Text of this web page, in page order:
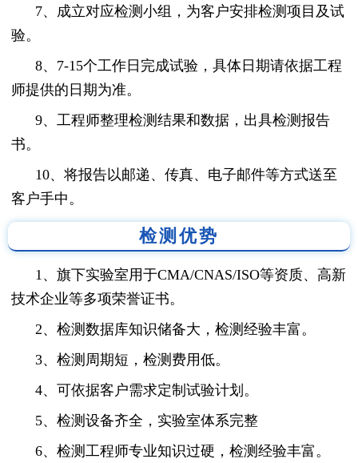
7、成立对应检测小组，为客户安排检测项目及试
验。
8、7-15个工作日完成试验，具体日期请依据工程
师提供的日期为准。
9、工程师整理检测结果和数据，出具检测报告
书。
10、将报告以邮递、传真、电子邮件等方式送至
客户手中。
检测优势
1、旗下实验室用于CMA/CNAS/ISO等资质、高新
技术企业等多项荣誉证书。
2、检测数据库知识储备大，检测经验丰富。
3、检测周期短，检测费用低。
4、可依据客户需求定制试验计划。
5、检测设备齐全，实验室体系完整
6、检测工程师专业知识过硬，检测经验丰富。